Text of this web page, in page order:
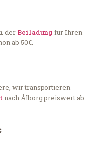
der Beiladung für Ihren
ab 50€.
wir transportieren
nach Ålborg preiswert ab